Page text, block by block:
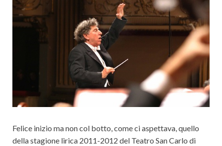
Felice inizio ma non col botto, come ci aspettava, quello
della stagione lirica 2011-2012 del Teatro San Carlo di